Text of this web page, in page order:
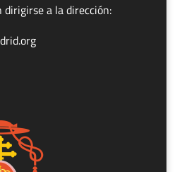
dirigirse a la dirección: